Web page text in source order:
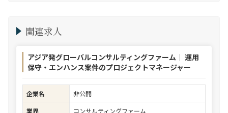
関連求人
アジア発グローバルコンサルティングファーム｜ 運用
保守・エンハンス案件のプロジェクトマネージャー
企業名
非公開
業界
コンサルティングファーム